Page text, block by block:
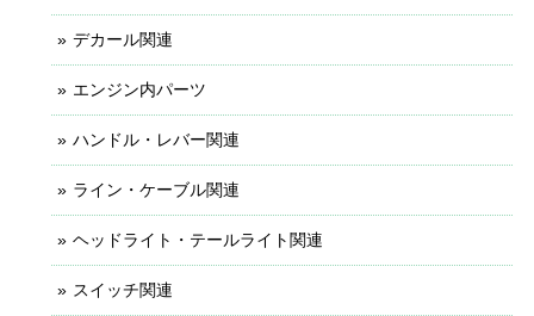
デカール関連
エンジン内パーツ
ハンドル・レバー関連
ライン・ケーブル関連
ヘッドライト・テールライト関連
スイッチ関連